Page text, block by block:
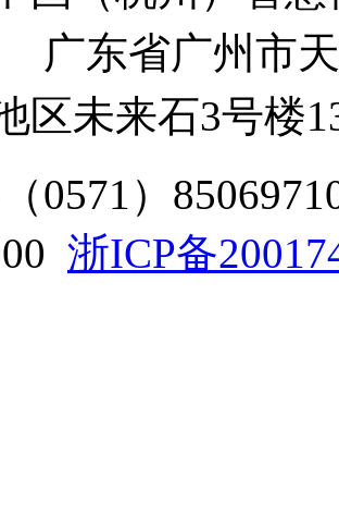
广东省广州市
区未来石3号楼
0571）
浙ICP备